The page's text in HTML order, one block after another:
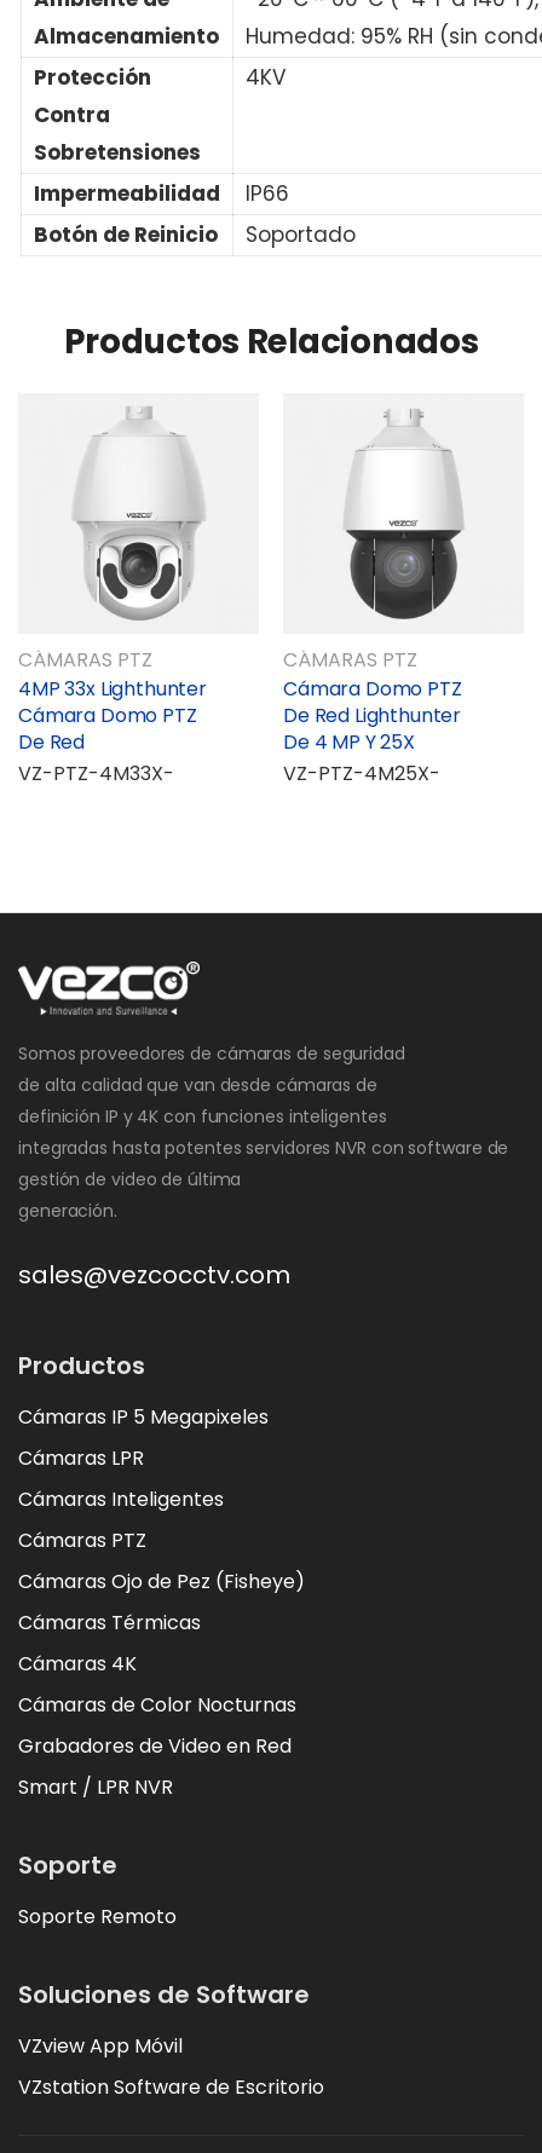
Almacenamiento
Humedad: 95% RH (sin
Protección
Contra
Sobretensiones
4KV
Impermeabilidad
IP66
Botón de Reinicio
Soportado
Productos Relacionados
CÁMARAS PTZ
4MP 33x Lighthunter
Cámara Domo PTZ
De Red
VZ-PTZ-4M33X-
CÁMARAS PTZ
Cámara Domo PTZ
De Red Lighthunter
De 4 MP Y 25X
VZ-PTZ-4M25X-
Somos proveedores de cámaras de seguridad
de alta calidad que van desde cámaras de
definición IP y 4K con funciones inteligentes
integradas hasta potentes servidores NVR con software de
gestión de video de última
generación.
sales@vezcocctv.com
Productos
Cámaras IP 5 Megapixeles
Cámaras LPR
Cámaras Inteligentes
Cámaras PTZ
Cámaras Ojo de Pez (Fisheye)
Cámaras Térmicas
Cámaras 4K
Cámaras de Color Nocturnas
Grabadores de Video en Red
Smart / LPR NVR
Soporte
Soporte Remoto
Soluciones de Software
VZview App Móvil
VZstation Software de Escritorio